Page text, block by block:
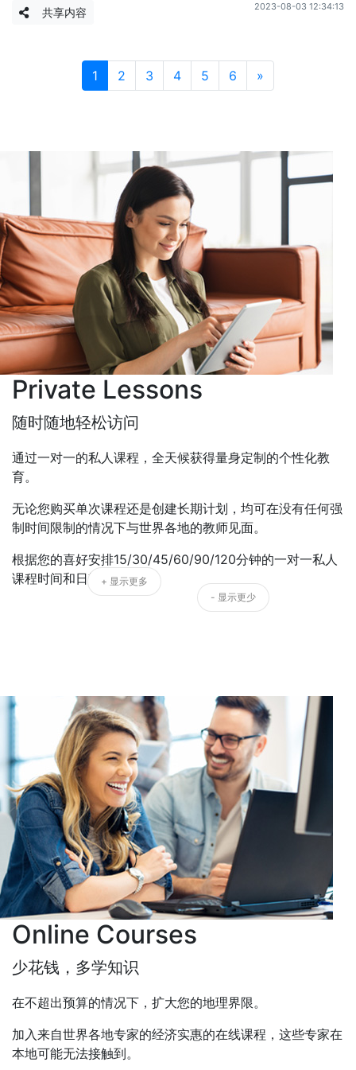
共享内容 2023-08-03 12:34:13
1 2 3 4 5 6 »
Private Lessons
随时随地轻松访问
通过一对一的私人课程，全天候获得量身定制的个性化教
育。
无论您购买单次课程还是创建长期计划，均可在没有任何强
制时间限制的情况下与世界各地的教师见面。
根据您的喜好安排15/30/45/60/90/120分钟的一对一私人
课程时间和日期。+ 显示更多
- 显示更少
Online Courses
少花钱，多学知识
在不超出预算的情况下，扩大您的地理界限。
加入来自世界各地专家的经济实惠的在线课程，这些专家在
本地可能无法接触到。